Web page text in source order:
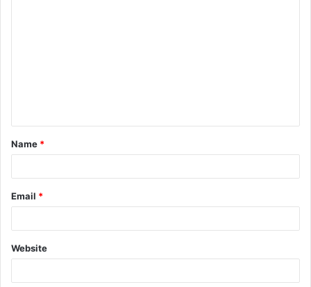
t
*
Name *
Email *
Website